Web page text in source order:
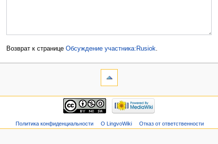
Возврат к странице Обсуждение участника:Rusiok
Политика конфиденциальности О LingvoWiki Отказ от ответственности